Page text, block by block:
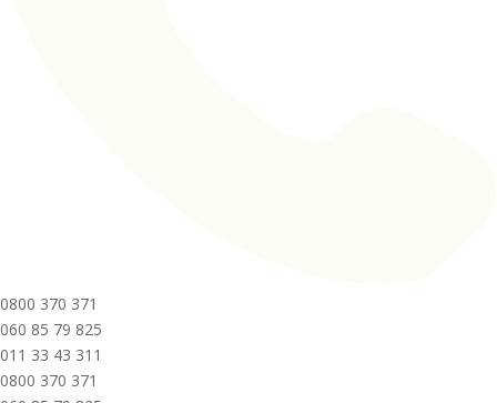
0800 370 371
060 85 79 825
011 33 43 311
0800 370 371